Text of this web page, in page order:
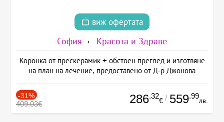
виж офертата
София Красота и Здраве
Коронка от прескерамик + обстоен преглед и изготвяне
на план на лечение, предоставено от Д-р Джонова
-31%
409.03€ 286.32
€ / 559.99
лв.